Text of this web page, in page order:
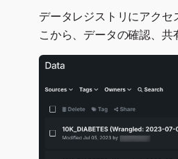
データレジストリにアク
こから、データの確認、共